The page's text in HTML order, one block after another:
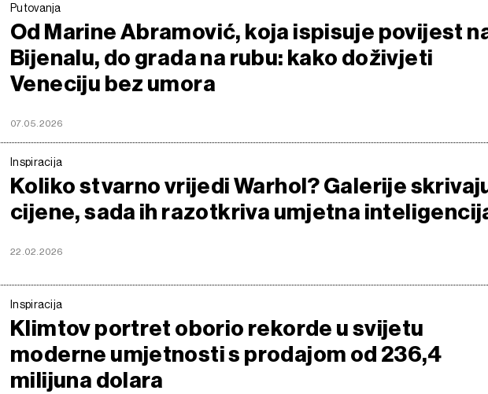
Putovanja
Od Marine Abramović, koja ispisuje povijest
Bijenalu, do grada na rubu: kako doživjeti
Veneciju bez umora
07.05.2026
Inspiracija
Koliko stvarno vrijedi Warhol? Galerije
cijene, sada ih razotkriva umjetna
22.02.2026
Inspiracija
Klimtov portret oborio rekorde u svijetu
moderne umjetnosti s prodajom od 236,4
milijuna dolara